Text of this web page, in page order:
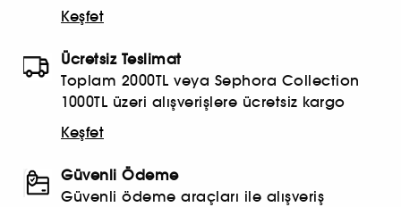
Keşfet
Ücretsiz Teslimat
Toplam 2000TL veya Sephora Collection
1000TL üzeri alışverişlere ücretsiz kargo
Keşfet
Güvenli Ödeme
Güvenli ödeme araçları ile alışveriş